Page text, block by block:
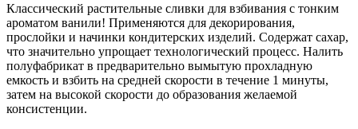
Классический растительные сливки для взбивания с тонким
ароматом ванили! Применяются для декорирования,
прослойки и начинки кондитерских изделий. Содержат сахар,
что значительно упрощает технологический процесс. Налить
полуфабрикат в предварительно вымытую прохладную
емкость и взбить на средней скорости в течение 1 минуты,
затем на высокой скорости до образования желаемой
консистенции.